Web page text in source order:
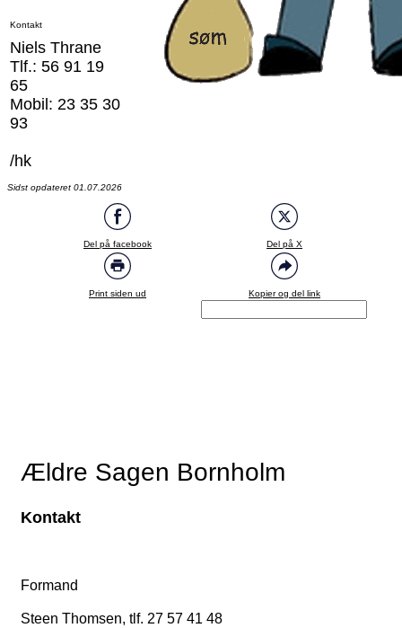
Kontakt
Niels Thrane
Tlf.: 56 91 19
65
Mobil: 23 35 30
93
/hk
Sidst opdateret 01.07.2026
Del på facebook Del på X
Print siden ud Kopier og del link
Ældre Sagen Bornholm
Kontakt
Formand
Steen Thomsen, tlf. 27 57 41 48